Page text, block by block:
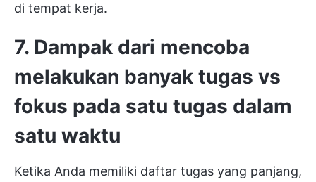
di tempat kerja.
7. Dampak dari mencoba
melakukan banyak tugas vs
fokus pada satu tugas dalam
satu waktu
Ketika Anda memiliki daftar tugas yang panjang,